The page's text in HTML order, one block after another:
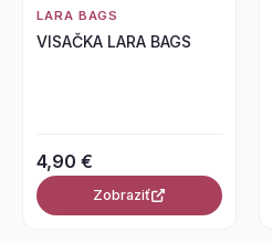
LARA BAGS
VISAČKA LARA BAGS
4,90 €
Zobraziť